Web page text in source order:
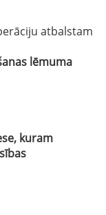
atbalstam
lēmuma
kuram